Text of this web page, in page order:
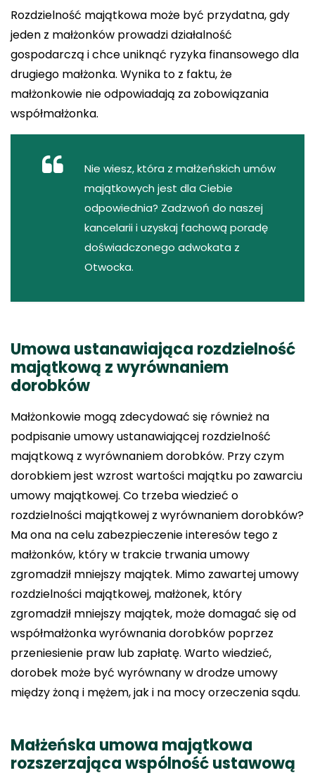
Rozdzielność majątkowa może być przydatna, gdy
jeden z małżonków prowadzi działalność
gospodarczą i chce uniknąć ryzyka finansowego dla
drugiego małżonka. Wynika to z faktu, że
małżonkowie nie odpowiadają za zobowiązania
współmałżonka.
Nie wiesz, która z małżeńskich umów
majątkowych jest dla Ciebie
odpowiednia? Zadzwoń do naszej
kancelarii i uzyskaj fachową poradę
doświadczonego adwokata z
Otwocka.
Umowa ustanawiająca rozdzielność
majątkową z wyrównaniem
dorobków
Małżonkowie mogą zdecydować się również na
podpisanie umowy ustanawiającej rozdzielność
majątkową z wyrównaniem dorobków. Przy czym
dorobkiem jest wzrost wartości majątku po zawarciu
umowy majątkowej. Co trzeba wiedzieć o
rozdzielności majątkowej z wyrównaniem dorobków?
Ma ona na celu zabezpieczenie interesów tego z
małżonków, który w trakcie trwania umowy
zgromadził mniejszy majątek. Mimo zawartej umowy
rozdzielności majątkowej, małżonek, który
zgromadził mniejszy majątek, może domagać się od
współmałżonka wyrównania dorobków poprzez
przeniesienie praw lub zapłatę. Warto wiedzieć,
dorobek może być wyrównany w drodze umowy
między żoną i mężem, jak i na mocy orzeczenia sądu.
Małżeńska umowa majątkowa
rozszerzająca wspólność ustawową